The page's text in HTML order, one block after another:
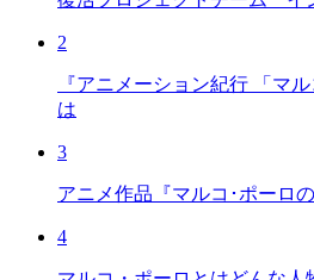
2
『アニメーション紀行 「マ
は
3
アニメ作品『マルコ･ポーロ
4